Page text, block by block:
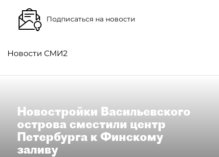
Подписаться на новости
Новости СМИ2
Новостройки Васильевского
острова сместили центр
Петербурга к Финскому
заливу